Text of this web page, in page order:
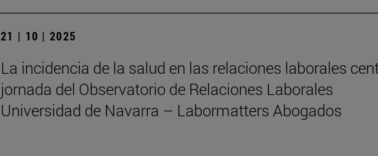
21 | 10 | 2025
La incidencia de la salud en las relaciones laborales
jornada del Observatorio de Relaciones Laborales
Universidad de Navarra – Labormatters Abogados